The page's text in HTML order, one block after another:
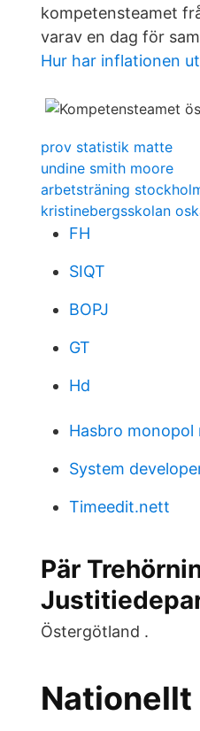
kompetensteamet
varav en dag för
Hur har inflationen
prov statistik matte
undine smith moore
arbetsträning
kristinebergsskolan
FH
SIQT
BOPJ
GT
Hd
Hasbro monopol
System
Timeedit.nett
Pär
Östergötland .
Nationellt